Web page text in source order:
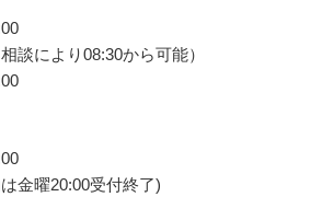
談により08:30から可能）
金曜20:00受付終了)